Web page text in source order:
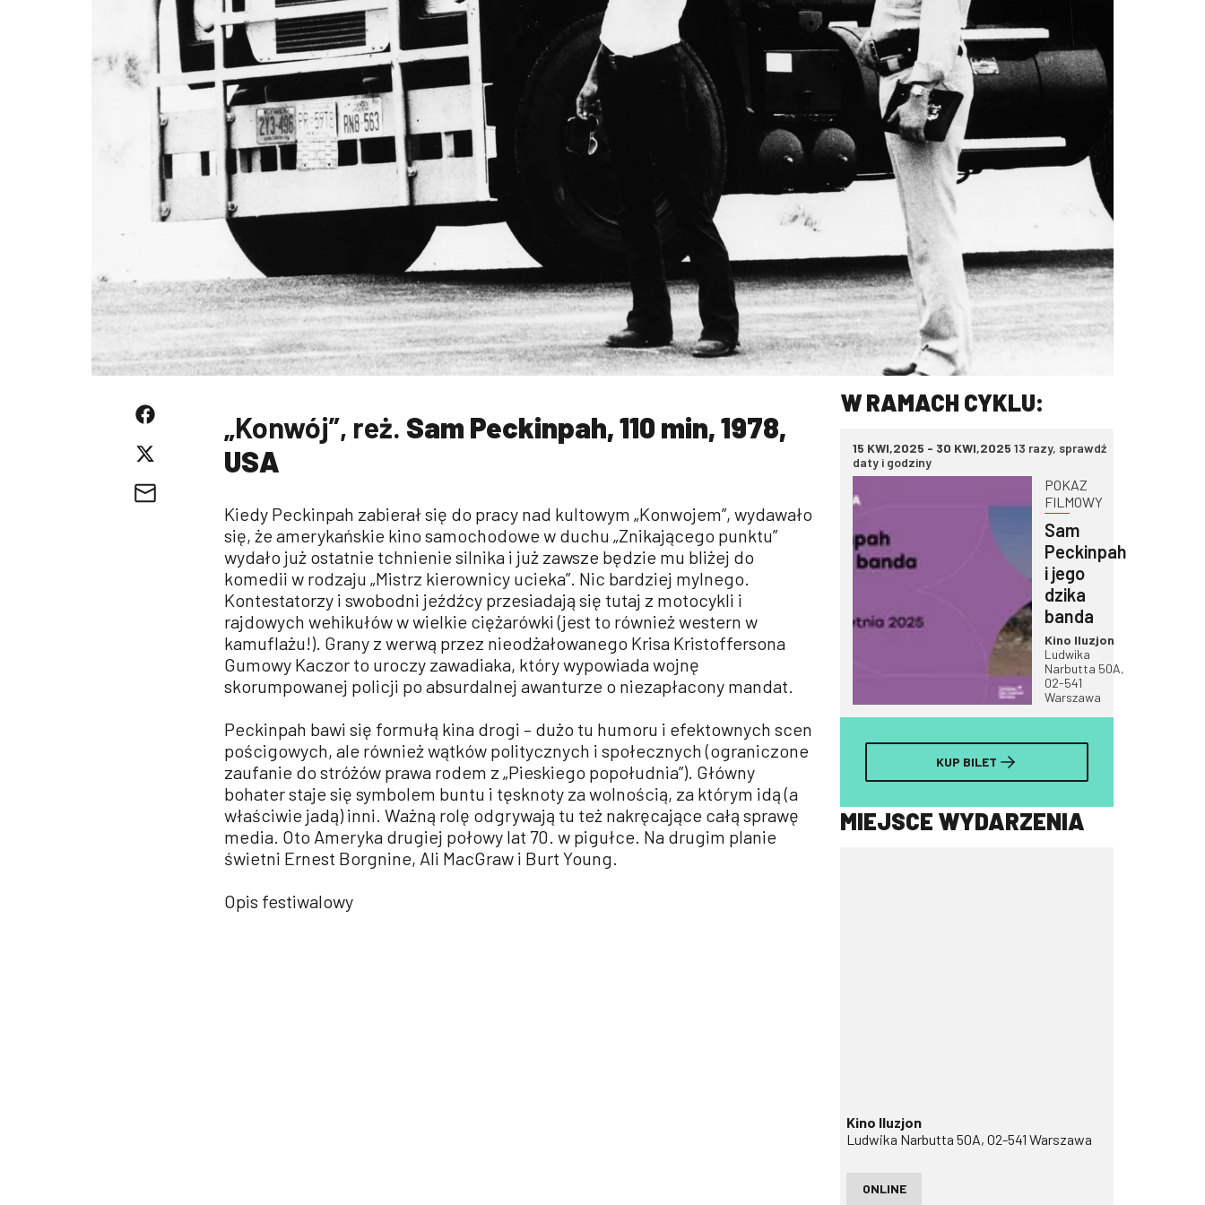
„Konwój”, reż. Sam Peckinpah, 110 min, 1978,
USA
Kiedy Peckinpah zabierał się do pracy nad kultowym „Konwojem”, wydawało
się, że amerykańskie kino samochodowe w duchu „Znikającego punktu”
wydało już ostatnie tchnienie silnika i już zawsze będzie mu bliżej do
komedii w rodzaju „Mistrz kierownicy ucieka”. Nic bardziej mylnego.
Kontestatorzy i swobodni jeźdźcy przesiadają się tutaj z motocykli i
rajdowych wehikułów w wielkie ciężarówki (jest to również western w
kamuflażu!). Grany z werwą przez nieodżałowanego Krisa Kristoffersona
Gumowy Kaczor to uroczy zawadiaka, który wypowiada wojnę
skorumpowanej policji po absurdalnej awanturze o niezapłacony mandat.
Peckinpah bawi się formułą kina drogi – dużo tu humoru i efektownych scen
pościgowych, ale również wątków politycznych i społecznych (ograniczone
zaufanie do stróżów prawa rodem z „Pieskiego popołudnia”). Główny
bohater staje się symbolem buntu i tęsknoty za wolnością, za którym idą (a
właściwie jadą) inni. Ważną rolę odgrywają tu też nakręcające całą sprawę
media. Oto Ameryka drugiej połowy lat 70. w pigułce. Na drugim planie
świetni Ernest Borgnine, Ali MacGraw i Burt Young.
Opis festiwalowy
W RAMACH CYKLU:
15 KWI,2025 - 30 KWI,2025 13 razy, sprawdź
daty i godziny
POKAZ
FILMOWY
Sam
Peckinpah
i jego
dzika
banda
Kino Iluzjon
Ludwika
Narbutta 50A,
02-541
Warszawa
KUP BILET
MIEJSCE WYDARZENIA
Kino Iluzjon
Ludwika Narbutta 50A, 02-541 Warszawa
ONLINE